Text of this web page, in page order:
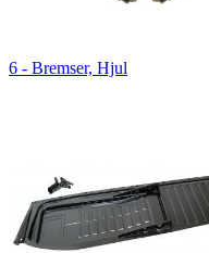
6 - Bremser, Hjul